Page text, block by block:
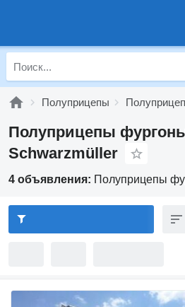
Полуприцепы
Полуприцепы
Schwarzmüller
4 объявления: Полуприцепы